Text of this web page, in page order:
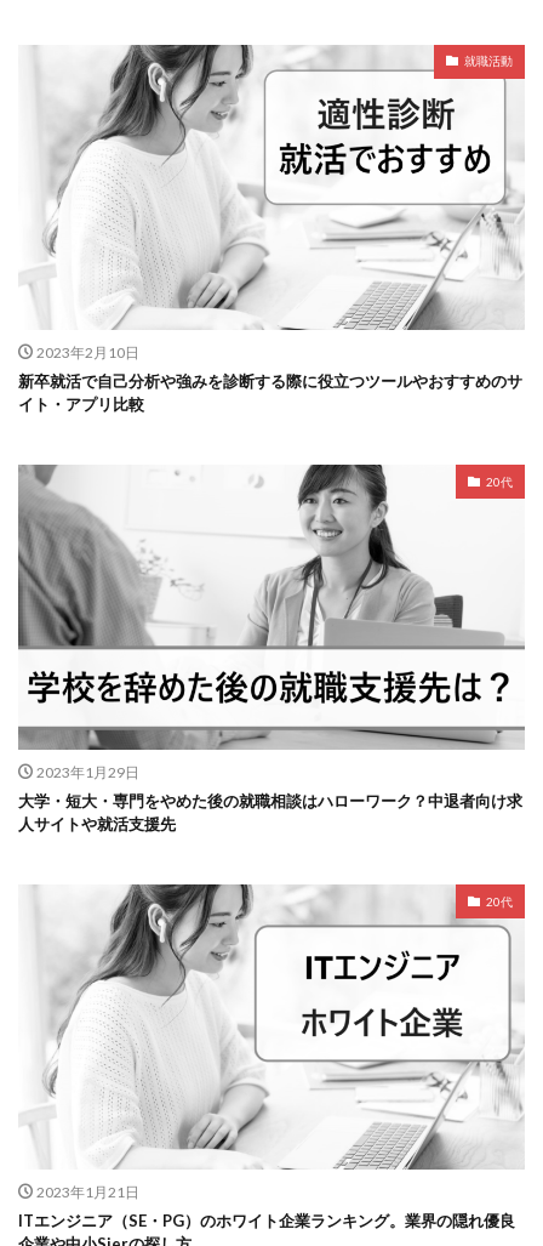
就職活動
2023年2月10日
新卒就活で自己分析や強みを診断する際に役立つツールやおすすめのサ
イト・アプリ比較
20代
2023年1月29日
大学・短大・専門をやめた後の就職相談はハローワーク？中退者向け求
人サイトや就活支援先
20代
2023年1月21日
ITエンジニア（SE・PG）のホワイト企業ランキング。業界の隠れ優良